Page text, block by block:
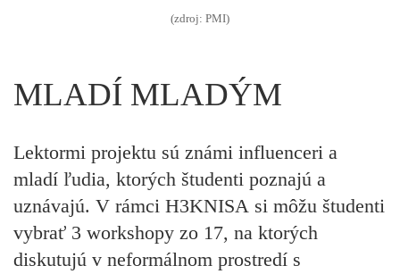
(zdroj: PMI)
MLADÍ MLADÝM
Lektormi projektu sú známi influenceri a
mladí ľudia, ktorých študenti poznajú a
uznávajú. V rámci H3KNISA si môžu študenti
vybrať 3 workshopy zo 17, na ktorých
diskutujú v neformálnom prostredí s